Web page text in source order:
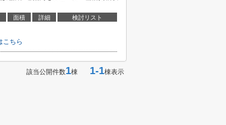
面積 詳細 検討リスト
こちら
該当公開件数1棟 1-1棟表示